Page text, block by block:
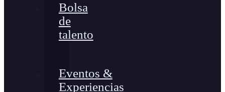
Bolsa
de
talento
Eventos &
Experiencias